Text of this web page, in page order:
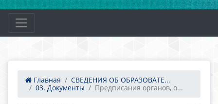
Главная
СВЕДЕНИЯ ОБ ОБРАЗОВАТЕ...
03. Документы
Предписания органов, о...